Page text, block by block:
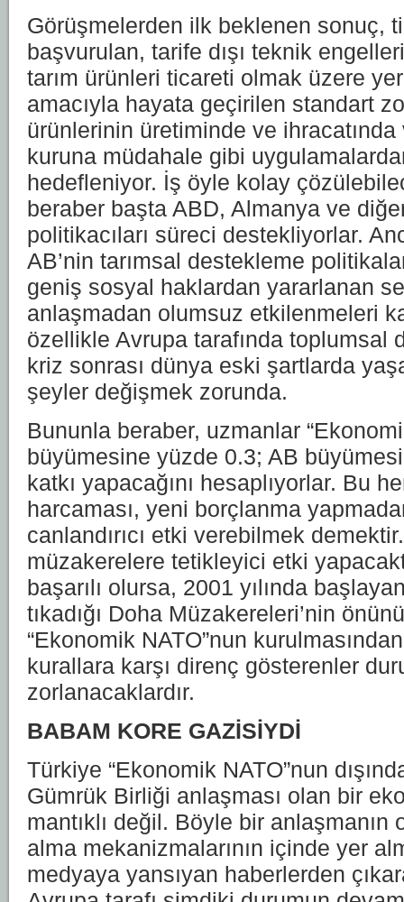
Görüşmelerden ilk beklenen sonuç,
başvurulan, tarife dışı teknik
tarım ürünleri ticareti olmak üzere
amacıyla hayata geçirilen standart
ürünlerinin üretiminde ve
kuruna müdahale gibi
hedefleniyor. İş öyle kolay
beraber başta ABD, Almanya ve
politikacıları süreci destekliyorlar.
AB’nin tarımsal destekleme
geniş sosyal haklardan yararlanan
anlaşmadan olumsuz etkilenmeleri
özellikle Avrupa tarafında toplumsal
kriz sonrası dünya eski şartlarda
şeyler değişmek zorunda.
Bununla beraber, uzmanlar
büyümesine yüzde 0.3; AB
katkı yapacağını hesaplıyorlar. Bu
harcaması, yeni borçlanma
canlandırıcı etki verebilmek
müzakerelere tetikleyici etki
başarılı olursa, 2001 yılında
tıkadığı Doha Müzakereleri’nin
“Ekonomik NATO”nun
kurallara karşı direnç gösterenler
zorlanacaklardır.
BABAM KORE GAZİSİYDİ
Türkiye “Ekonomik NATO”nun
Gümrük Birliği anlaşması olan bir
mantıklı değil. Böyle bir anlaşmanın
alma mekanizmalarının içinde yer
medyaya yansıyan haberlerden